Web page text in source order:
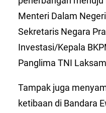
Menteri Dalam
Sekretaris Negara
Investasi/Kepala
Panglima TNI
Tampak juga
ketibaan di Bandara